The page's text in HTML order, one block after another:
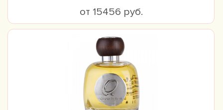
от 15456 руб.